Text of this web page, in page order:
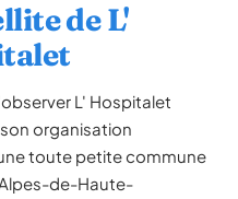
de L'
L' Hospitalet
organisation
toute petite commune
de-Haute-